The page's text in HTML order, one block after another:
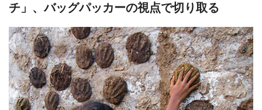
チ」、バッグパッカーの視点で切り取る